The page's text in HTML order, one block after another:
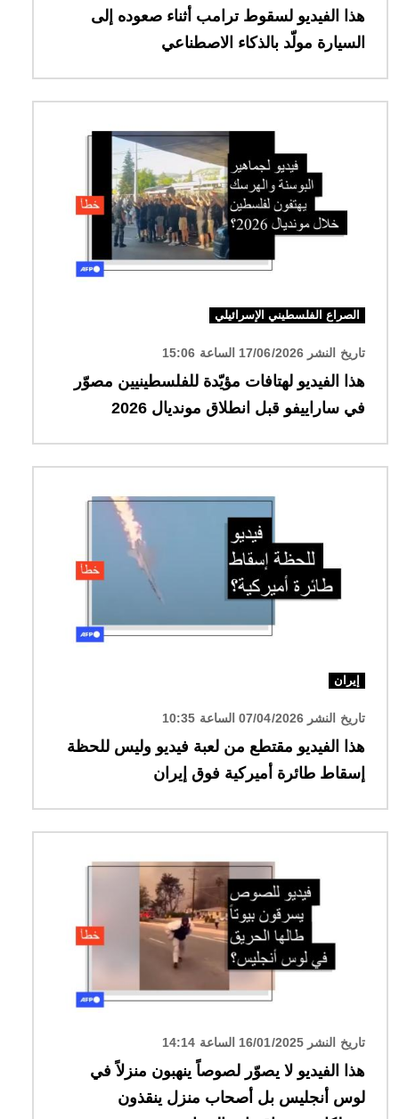
هذا الفيديو لسقوط ترامب أثناء صعوده إلى
السيارة مولّد بالذكاء الاصطناعي
الصراع الفلسطيني الإسرائيلي
تاريخ النشر 17/06/2026 الساعة 15:06
هذا الفيديو لهتافات مؤيّدة للفلسطينيين مصوّر
في ساراييفو قبل انطلاق مونديال 2026
إيران
تاريخ النشر 07/04/2026 الساعة 10:35
هذا الفيديو مقتطع من لعبة فيديو وليس للحظة
إسقاط طائرة أميركية فوق إيران
تاريخ النشر 16/01/2025 الساعة 14:14
هذا الفيديو لا يصوّر لصوصاً ينهبون منزلاً في
لوس أنجليس بل أصحاب منزل ينقذون